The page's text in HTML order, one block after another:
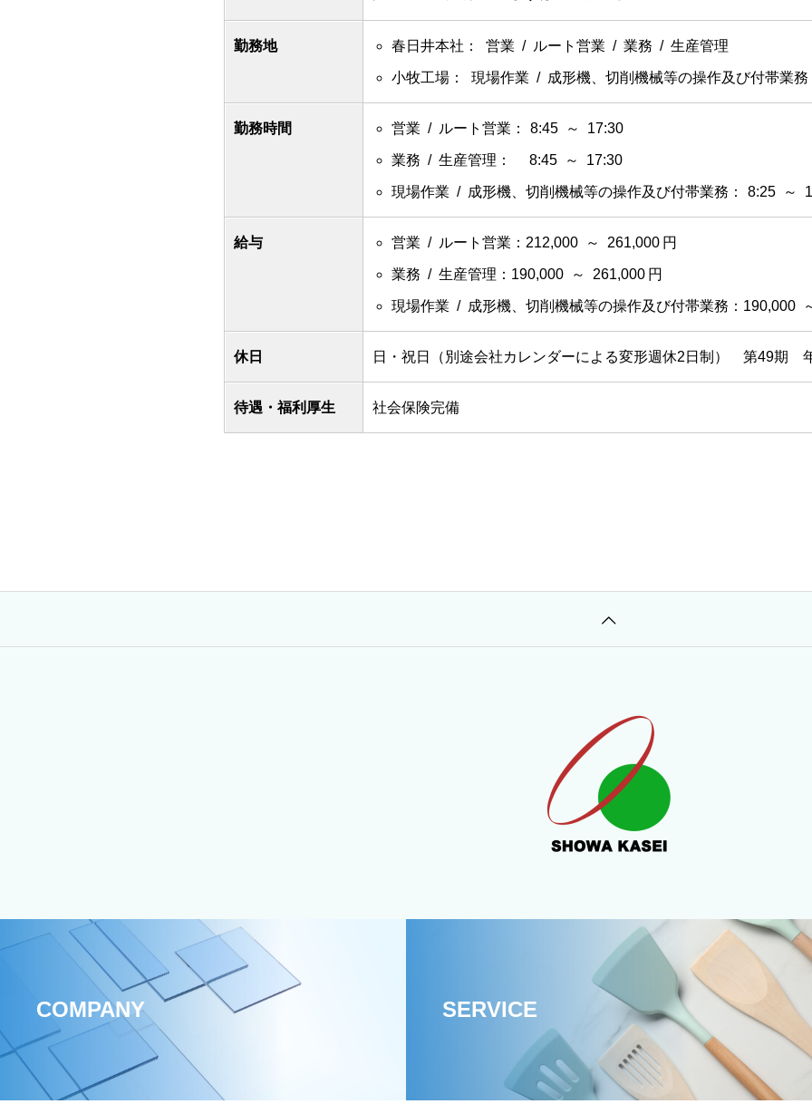
勤務地 春日井本社： 営業 / ルート営業 / 業務 / 生産管理
小牧工場： 現場作業 / 成形機、切削機械等の操作及び付帯業務
勤務時間 営業 / ルート営業： 8:45 ～ 17:30
業務 / 生産管理： 8:45 ～ 17:30
現場作業 / 成形機、切削機械等の操作及び付帯業務： 8:25 ～
給与 営業 / ルート営業：212,000 ～ 261,000 円
業務 / 生産管理：190,000 ～ 261,000 円
現場作業 / 成形機、切削機械等の操作及び付帯業務：190,000
休日 日・祝日（別途会社カレンダーによる変形週休2日制） 第49期
待遇・福利厚生 社会保険完備
COMPANY SERVICE